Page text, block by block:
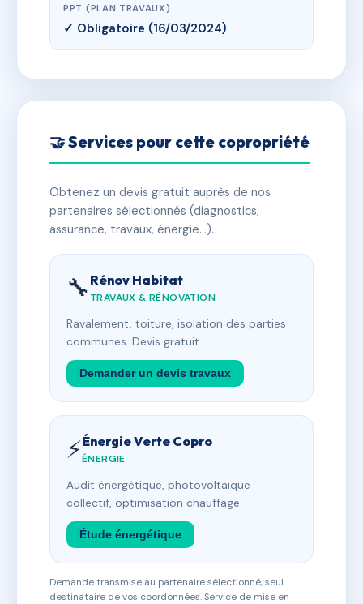
PPT (PLAN TRAVAUX)
✓ Obligatoire (16/03/2024)
🤝 Services pour cette copropriété
Obtenez un devis gratuit auprès de nos
partenaires sélectionnés (diagnostics,
assurance, travaux, énergie…).
🔧 Rénov Habitat
TRAVAUX & RÉNOVATION
Ravalement, toiture, isolation des parties
communes. Devis gratuit.
Demander un devis travaux
⚡Énergie Verte Copro
ÉNERGIE
Audit énergétique, photovoltaïque
collectif, optimisation chauffage.
Étude énergétique
Demande transmise au partenaire sélectionné, seul
destinataire de vos coordonnées. Service de mise en